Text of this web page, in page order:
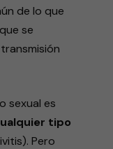
de lo que
se
sexual es
tipo
Pero